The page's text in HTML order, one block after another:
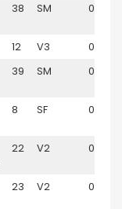
38 SM
12 V3
39 SM
8 SF
22 V2
23 V2